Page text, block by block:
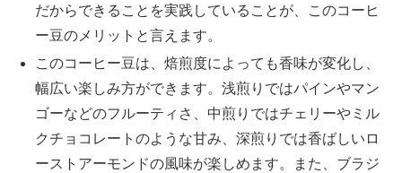
だからできることを実践していることが、このコーヒ
ー豆のメリットと言えます。
このコーヒー豆は、焙煎度によっても香味が変化し、
幅広い楽しみ方ができます。浅煎りではパインやマン
ゴーなどのフルーティさ、中煎りではチェリーやミル
クチョコレートのような甘み、深煎りでは香ばしいロ
ーストアーモンドの風味が楽しめます。また、ブラジ